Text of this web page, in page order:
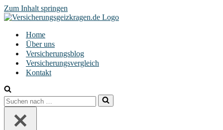
Zum Inhalt springen
Home
Über uns
Versicherungsblog
Versicherungsvergleich
Kontakt